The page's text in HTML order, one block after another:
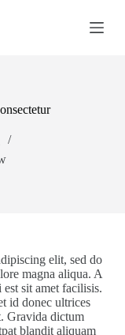
elit, sed do
magna aliqua. A
sit amet facilisis.
id donec ultrices
Gravida dictum
blandit aliquam